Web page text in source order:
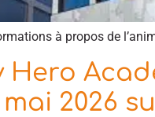
à propos de
Hero
2026